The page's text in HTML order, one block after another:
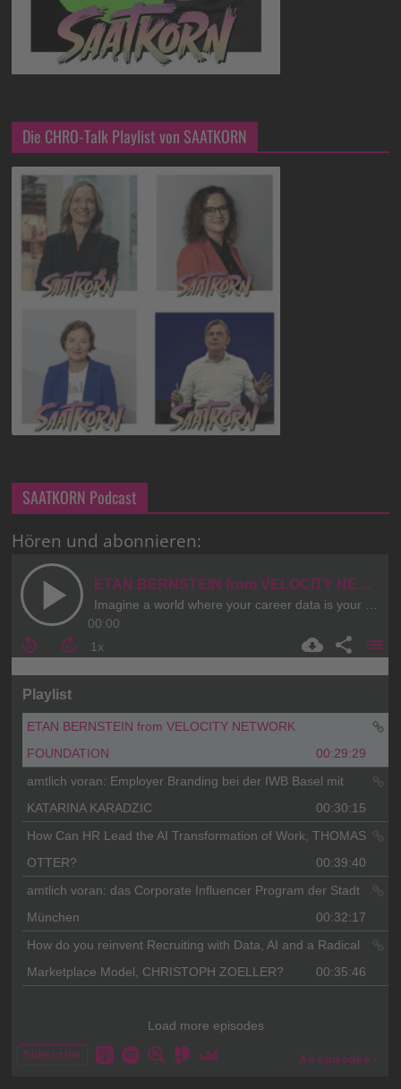
Die CHRO-Talk Playlist von SAATKORN
SAATKORN Podcast
Hören und abonnieren: